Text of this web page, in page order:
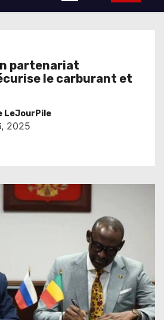
partenariat
le carburant et
LeJourPile
2025